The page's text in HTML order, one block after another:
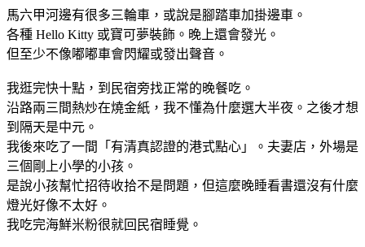
馬六甲河邊有很多三輪車，或說是腳踏車加掛邊車。
各種 Hello Kitty 或寶可夢裝飾。晚上還會發光。
但至少不像嘟嘟車會閃耀或發出聲音。
我逛完快十點，到民宿旁找正常的晚餐吃。
沿路兩三間熱炒在燒金紙，我不懂為什麼選大半夜。之後才想
到隔天是中元。
我後來吃了一間「有清真認證的港式點心」。夫妻店，外場是
三個剛上小學的小孩。
是說小孩幫忙招待收拾不是問題，但這麼晚睡看書還沒有什麼
燈光好像不太好。
我吃完海鮮米粉很就回民宿睡覺。